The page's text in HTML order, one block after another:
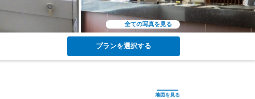
全ての写真を見る
プランを選択する